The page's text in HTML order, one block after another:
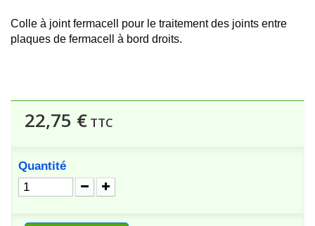
Colle à joint fermacell pour le traitement des joints entre
plaques de fermacell à bord droits.
22,75 € TTC
Quantité